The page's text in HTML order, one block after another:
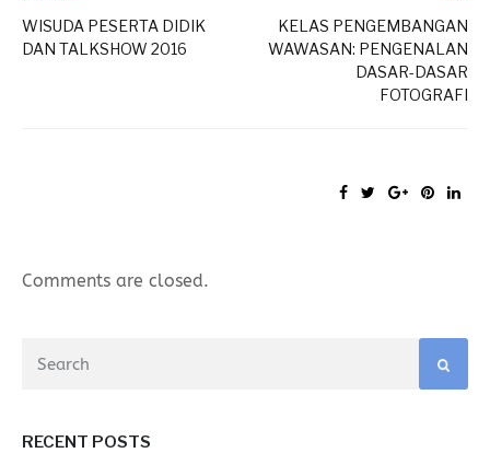
WISUDA PESERTA DIDIK
DAN TALKSHOW 2016
KELAS PENGEMBANGAN
WAWASAN: PENGENALAN
DASAR-DASAR
FOTOGRAFI
Comments are closed.
RECENT POSTS